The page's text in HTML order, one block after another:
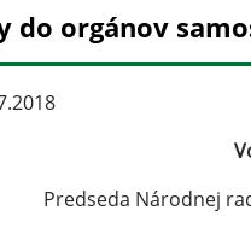
do orgánov
Predseda Národnej